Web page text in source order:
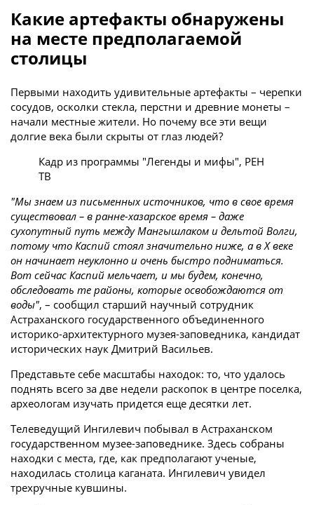
Какие артефакты обнаружены
на месте предполагаемой
столицы
Первыми находить удивительные артефакты – черепки
сосудов, осколки стекла, перстни и древние монеты –
начали местные жители. Но почему все эти вещи
долгие века были скрыты от глаз людей?
Кадр из программы "Легенды и мифы", РЕН
ТВ
"Мы знаем из письменных источников, что в свое время
существовал – в ранне-хазарское время – даже
сухопутный путь между Мангышлаком и дельтой Волги,
потому что Каспий стоял значительно ниже, а в X веке
он начинает неуклонно и очень быстро подниматься.
Вот сейчас Каспий мельчает, и мы будем, конечно,
обследовать те районы, которые освобождаются от
воды", – сообщил старший научный сотрудник
Астраханского государственного объединенного
историко-архитектурного музея-заповедника, кандидат
исторических наук Дмитрий Васильев.
Представьте себе масштабы находок: то, что удалось
поднять всего за две недели раскопок в центре поселка,
археологам изучать придется еще десятки лет.
Телеведущий Ингилевич побывал в Астраханском
государственном музее-заповеднике. Здесь собраны
находки с места, где, как предполагают ученые,
находилась столица каганата. Ингилевич увидел
трехручные кувшины.